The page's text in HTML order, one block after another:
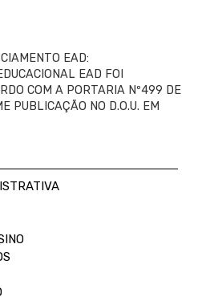
EAD:
EAD FOI
COM A PORTARIA Nº499 DE
PUBLICAÇÃO NO D.O.U. EM